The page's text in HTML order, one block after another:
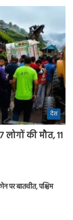
देश
की मौत, 11
पर बातचीत, पश्चिम